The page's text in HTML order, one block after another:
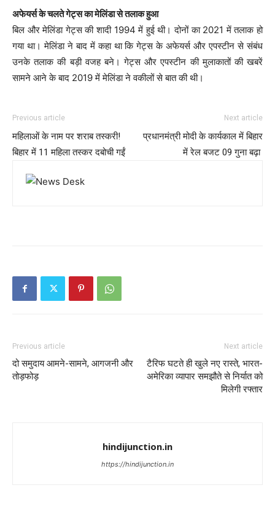
अफेयर्स के चलते गेट्स का मेलिंडा से तलाक हुआ
बिल और मेलिंडा गेट्स की शादी 1994 में हुई थी। दोनों का 2021 में तलाक हो
गया था। मेलिंडा ने बाद में कहा था कि गेट्स के अफेयर्स और एपस्टीन से संबंध
उनके तलाक की बड़ी वजह बने। गेट्स और एपस्टीन की मुलाकातों की खबरें
सामने आने के बाद 2019 में मेलिंडा ने वकीलों से बात की थी।
Previous article
महिलाओं के नाम पर शराब तस्करी!
बिहार में 11 महिला तस्कर दबोची गईं
Next article
प्रधानमंत्री मोदी के कार्यकाल में बिहार
में रेल बजट 09 गुना बढ़ा
Previous article
दो समुदाय आमने-सामने, आगजनी और
तोड़फोड़
Next article
टैरिफ घटते ही खुले नए रास्ते, भारत-
अमेरिका व्यापार समझौते से निर्यात को
मिलेगी रफ्तार
hindijunction.in
https://hindijunction.in